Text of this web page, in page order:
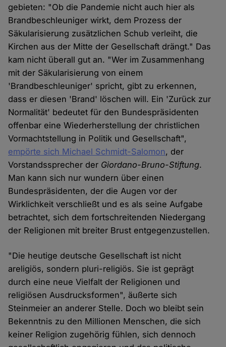
gebieten: "Ob die Pandemie nicht auch hier als
Brandbeschleuniger wirkt, dem Prozess der
Säkularisierung zusätzlichen Schub verleiht, die
Kirchen aus der Mitte der Gesellschaft drängt." Das
kam nicht überall gut an. "Wer im Zusammenhang
mit der Säkularisierung von einem
'Brandbeschleuniger' spricht, gibt zu erkennen,
dass er diesen 'Brand' löschen will. Ein 'Zurück zur
Normalität' bedeutet für den Bundespräsidenten
offenbar eine Wiederherstellung der christlichen
Vormachtstellung in Politik und Gesellschaft",
empörte sich Michael Schmidt-Salomon, der
Vorstandssprecher der Giordano-Bruno-Stiftung.
Man kann sich nur wundern über einen
Bundespräsidenten, der die Augen vor der
Wirklichkeit verschließt und es als seine Aufgabe
betrachtet, sich dem fortschreitenden Niedergang
der Religionen mit breiter Brust entgegenzustellen.
"Die heutige deutsche Gesellschaft ist nicht
areligiös, sondern pluri-religiös. Sie ist geprägt
durch eine neue Vielfalt der Religionen und
religiösen Ausdrucksformen", äußerte sich
Steinmeier an anderer Stelle. Doch wo bleibt sein
Bekenntnis zu den Millionen Menschen, die sich
keiner Religion zugehörig fühlen, sich dennoch